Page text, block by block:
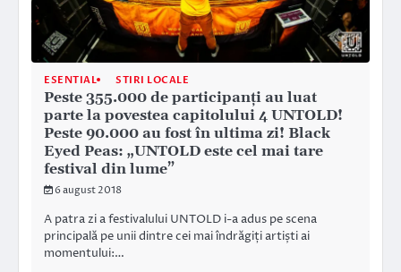
ESENTIAL STIRI LOCALE
Peste 355.000 de participanţi au luat
parte la povestea capitolului 4 UNTOLD!
Peste 90.000 au fost în ultima zi! Black
Eyed Peas: „UNTOLD este cel mai tare
festival din lume”
6 august 2018
A patra zi a festivalului UNTOLD i-a adus pe scena
principală pe unii dintre cei mai îndrăgiți artiști ai
momentului:…